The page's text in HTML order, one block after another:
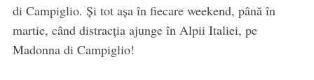
di Campiglio. Și tot așa în fiecare weekend, până în
martie, când distracția​ ajunge în Alpii Italiei​, pe
Madonna di Campiglio​!